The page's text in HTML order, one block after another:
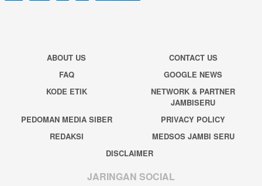
ABOUT US
CONTACT US
FAQ
GOOGLE NEWS
KODE ETIK
NETWORK & PARTNER
JAMBISERU
PEDOMAN MEDIA SIBER
PRIVACY POLICY
REDAKSI
MEDSOS JAMBI SERU
DISCLAIMER
JARINGAN SOCIAL